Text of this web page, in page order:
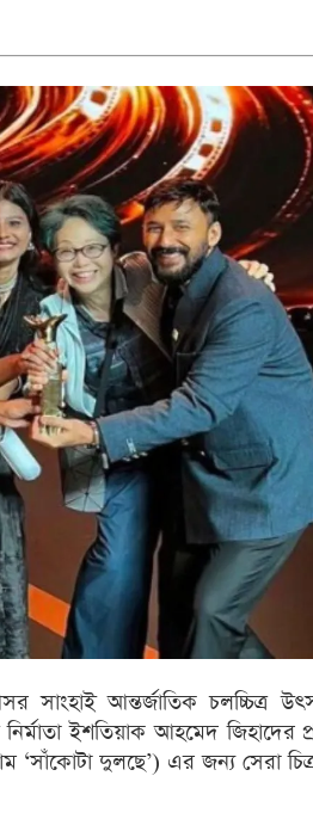
সাংহাই আন্তর্জাতিক চলচ্চিত্র
ইশতিয়াক আহমেদ জিহাদের
‘সাঁকোটা দুলছে’) এর জন্য সেরা